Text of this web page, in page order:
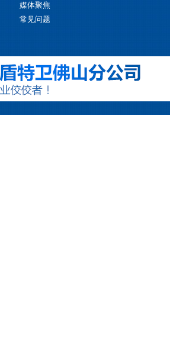
媒体聚焦
常见问题